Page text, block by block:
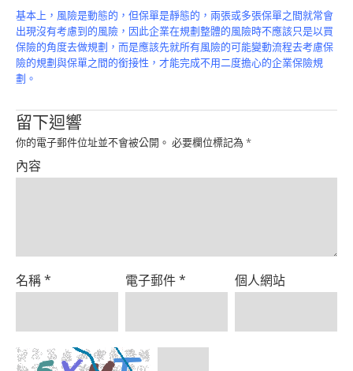
基本上，風險是動態的，但保單是靜態的，兩張或多張保單之間就常會
出現沒有考慮到的風險，因此企業在規劃整體的風險時不應該只是以買
保險的角度去做規劃，而是應該先就所有風險的可能變動流程去考慮保
險的規劃與保單之間的銜接性，才能完成不用二度擔心的企業保險規
劃。
留下迴響
你的電子郵件位址並不會被公開。 必要欄位標記為 *
內容
名稱* 電子郵件* 個人網站